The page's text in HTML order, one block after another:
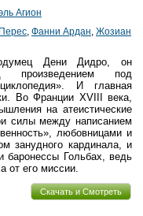
Агион
, Фанни Ардан, Жозиан
Дени Дидро, он
произведением под
И главная
Во Франции XVIII века,
на атеистические
силы между написанием
любовницами и
занудного кардинала, и
баронессы Гольбах, ведь
от его миссии.
Скачать и Смотреть